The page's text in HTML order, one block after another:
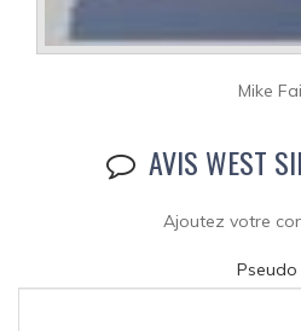
Mike
AVIS WEST
Ajoutez votre
Pseudo